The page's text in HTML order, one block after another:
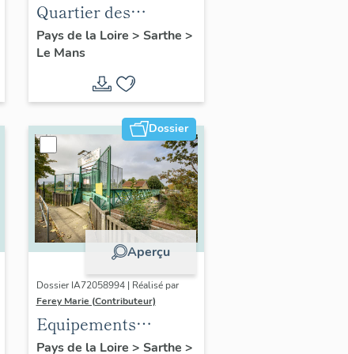
Quartier des
Bruyères
Pays de la Loire > Sarthe >
Le Mans
Dossier
Aperçu
Dossier IA72058994 | Réalisé par
Ferey Marie (Contributeur)
Equipements
scolaires, de culte, de
Pays de la Loire > Sarthe >